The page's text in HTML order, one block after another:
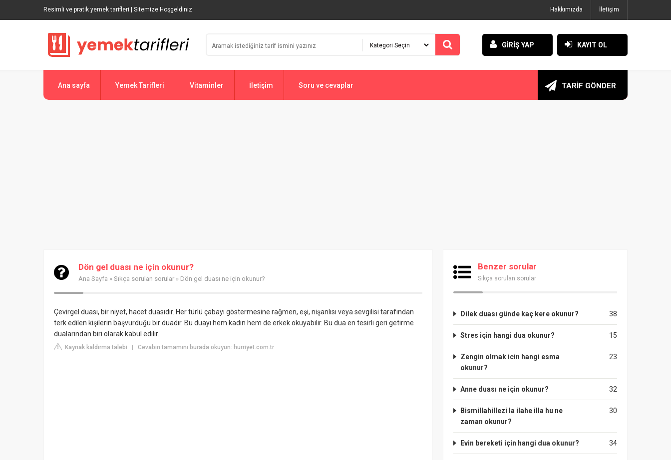
Resimli ve pratik yemek tarifleri | Sitemize Hoşgeldiniz Hakkımızda İletişim
GİRİŞ YAP KAYIT OL
Ana sayfa Yemek Tarifleri Vitaminler İletişim Soru ve cevaplar TARİF GÖNDER
Dön gel duası ne için okunur?
Ana Sayfa » Sıkça sorulan sorular » Dön gel duası ne için okunur?
Çevirgel duası, bir niyet, hacet duasıdır. Her türlü çabayı göstermesine rağmen, eşi, nişanlısı veya sevgilisi tarafından
terk edilen kişilerin başvurduğu bir duadır. Bu duayı hem kadın hem de erkek okuyabilir. Bu dua en tesirli geri getirme
dualarından biri olarak kabul edilir.
Kaynak kaldırma talebi | Cevabın tamamını burada okuyun: hurriyet.com.tr
Benzer sorular
Sıkça sorulan sorular
38
Dilek duası günde kaç kere okunur?
15
Stres için hangi dua okunur?
23
Zengin olmak icin hangi esma
okunur?
32
Anne duası ne için okunur?
30
Bismillahillezi la ilahe illa hu ne
zaman okunur?
34
Evin bereketi için hangi dua okunur?